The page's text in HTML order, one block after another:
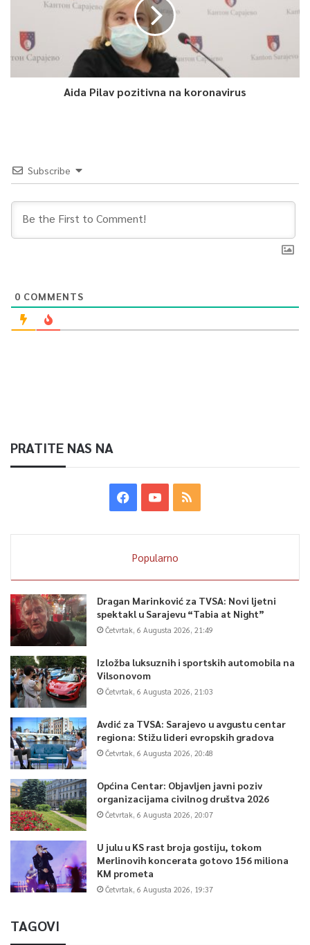
Aida Pilav pozitivna na koronavirus
Subscribe
0 COMMENTS
PRATITE NAS NA
Popularno
Dragan Marinković za TVSA: Novi ljetni
spektakl u Sarajevu “Tabia at Night”
Četvrtak, 6 Augusta 2026, 21:49
Izložba luksuznih i sportskih automobila na
Vilsonovom
Četvrtak, 6 Augusta 2026, 21:03
Avdić za TVSA: Sarajevo u avgustu centar
regiona: Stižu lideri evropskih gradova
Četvrtak, 6 Augusta 2026, 20:48
Općina Centar: Objavljen javni poziv
organizacijama civilnog društva 2026
Četvrtak, 6 Augusta 2026, 20:07
U julu u KS rast broja gostiju, tokom
Merlinovih koncerata gotovo 156 miliona
KM prometa
Četvrtak, 6 Augusta 2026, 19:37
TAGOVI